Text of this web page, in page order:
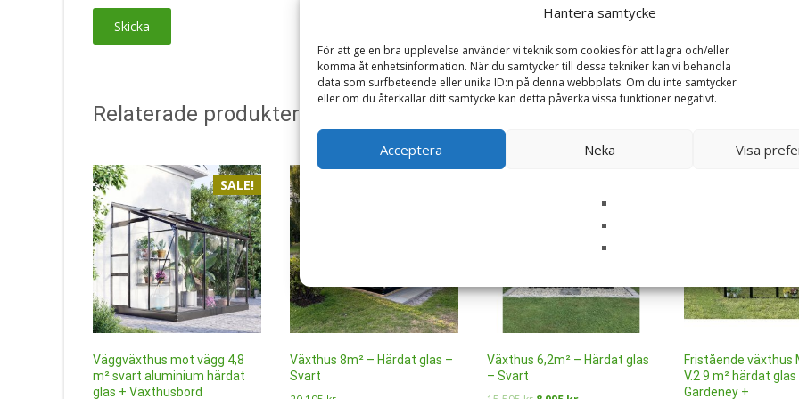
Hantera samtycke
För att ge en bra upplevelse använder vi teknik som cookies för att lagra och/eller
komma åt enhetsinformation. När du samtycker till dessa tekniker kan vi behandla
data som surfbeteende eller unika ID:n på denna webbplats. Om du inte samtycker
eller om du återkallar ditt samtycke kan detta påverka vissa funktioner negativt.
Acceptera Neka Visa
Relaterade produkter
SALE!
Väggväxthus mot vägg 4,8
m² svart aluminium härdat
glas + Växthusbord
Växthus 8m² – Härdat glas –
Svart
Växthus 6,2m² – Härdat glas
– Svart
Fristående växthus
V.2 9 m² härdat
Gardeney +